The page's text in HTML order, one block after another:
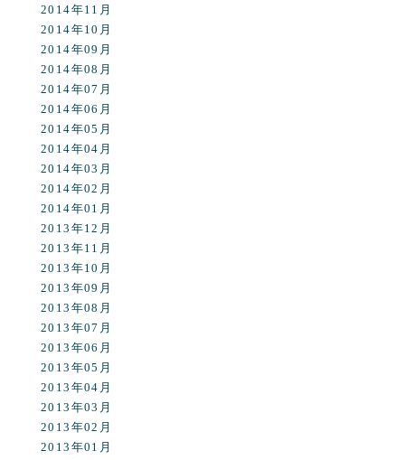
2014年11月
2014年10月
2014年09月
2014年08月
2014年07月
2014年06月
2014年05月
2014年04月
2014年03月
2014年02月
2014年01月
2013年12月
2013年11月
2013年10月
2013年09月
2013年08月
2013年07月
2013年06月
2013年05月
2013年04月
2013年03月
2013年02月
2013年01月